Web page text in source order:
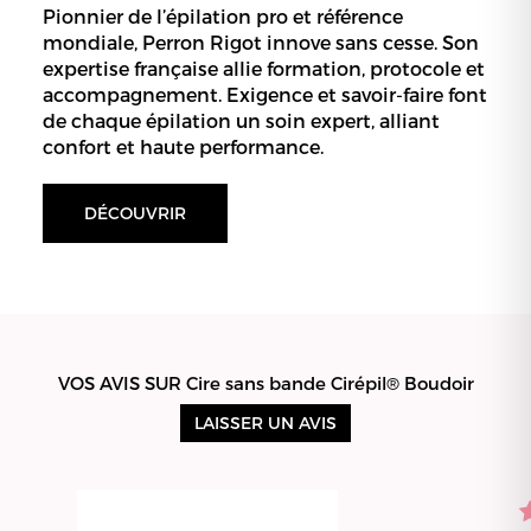
Pionnier de l’épilation pro et référence
mondiale, Perron Rigot innove sans cesse. Son
expertise française allie formation, protocole et
accompagnement. Exigence et savoir-faire font
de chaque épilation un soin expert, alliant
confort et haute performance.
DÉCOUVRIR
VOS AVIS SUR Cire sans bande Cirépil® Boudoir
LAISSER UN AVIS